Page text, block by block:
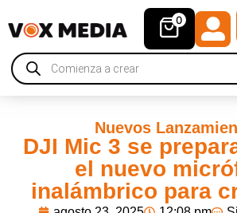
0
Nuevos
DJI Mic 3 se
el nuevo
inalámbrico para